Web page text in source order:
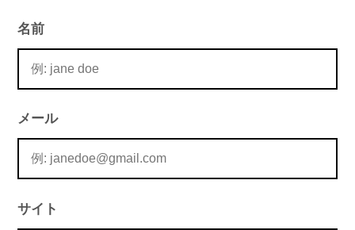
名前
メール
サイト